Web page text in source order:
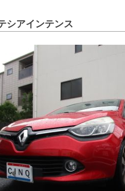
シアインテンス